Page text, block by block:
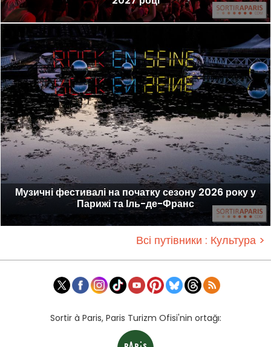
Музичні фестивалі на початку сезону 2026 року у
Парижі та Іль-де-Франс
Всі путівники : Культура >
Sortir à Paris, Paris Turizm Ofisi'nin ortağı: